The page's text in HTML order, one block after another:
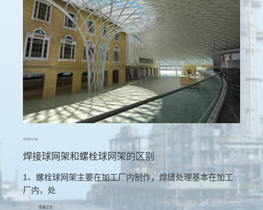
2018-5-16
焊接球网架和螺栓球网架的区别
1、螺栓球网架主要在加工厂内制作，焊缝处理基本在加工
厂内，处
查看正文